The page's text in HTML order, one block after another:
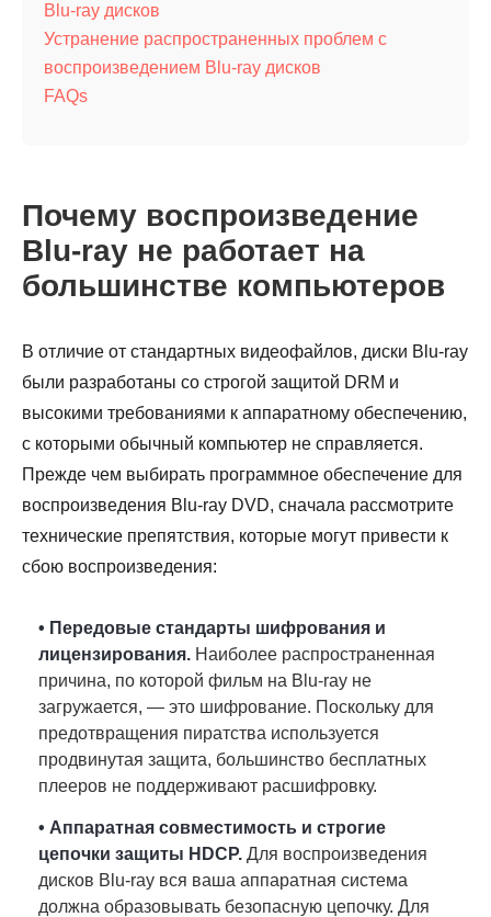
Blu-ray дисков
Устранение распространенных проблем с
воспроизведением Blu-ray дисков
FAQs
Почему воспроизведение
Blu-ray не работает на
большинстве компьютеров
В отличие от стандартных видеофайлов, диски Blu-ray
были разработаны со строгой защитой DRM и
высокими требованиями к аппаратному обеспечению,
с которыми обычный компьютер не справляется.
Прежде чем выбирать программное обеспечение для
воспроизведения Blu-ray DVD, сначала рассмотрите
технические препятствия, которые могут привести к
сбою воспроизведения:
• Передовые стандарты шифрования и
лицензирования. Наиболее распространенная
причина, по которой фильм на Blu-ray не
загружается, — это шифрование. Поскольку для
предотвращения пиратства используется
продвинутая защита, большинство бесплатных
плееров не поддерживают расшифровку.
• Аппаратная совместимость и строгие
цепочки защиты HDCP. Для воспроизведения
дисков Blu-ray вся ваша аппаратная система
должна образовывать безопасную цепочку. Для